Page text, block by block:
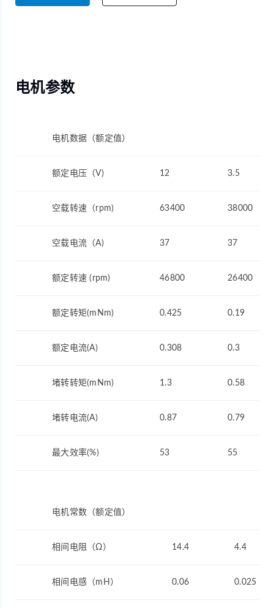
电机参数
电机数据（额定值）
额定电压（V) 12 3.5
空载转速（rpm) 63400 38000
空载电流（A) 37 37
额定转速 (rpm) 46800 26400
额定转矩(mNm) 0.425 0.19
额定电流(A) 0.308 0.3
堵转转矩(mNm) 1.3 0.58
堵转电流(A) 0.87 0.79
最大效率(%) 53 55
电机常数（额定值）
相间电阻（Ω） 14.4 4.4
相间电感（mH） 0.06 0.025